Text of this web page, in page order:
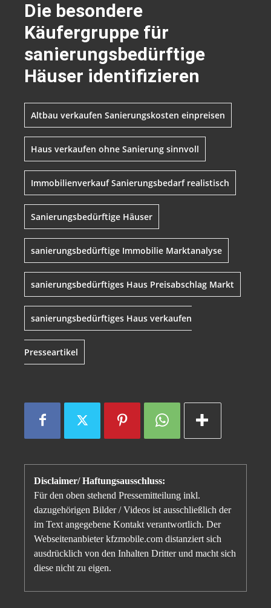
Die besondere
Käufergruppe für
sanierungsbedürftige
Häuser identifizieren
Altbau verkaufen Sanierungskosten einpreisen
Haus verkaufen ohne Sanierung sinnvoll
Immobilienverkauf Sanierungsbedarf realistisch
Sanierungsbedürftige Häuser
sanierungsbedürftige Immobilie Marktanalyse
sanierungsbedürftiges Haus Preisabschlag Markt
sanierungsbedürftiges Haus verkaufen
Presseartikel
Disclaimer/ Haftungsausschluss:
Für den oben stehend Pressemitteilung inkl.
dazugehörigen Bilder / Videos ist ausschließlich der
im Text angegebene Kontakt verantwortlich. Der
Webseitenanbieter kfzmobile.com distanziert sich
ausdrücklich von den Inhalten Dritter und macht sich
diese nicht zu eigen.